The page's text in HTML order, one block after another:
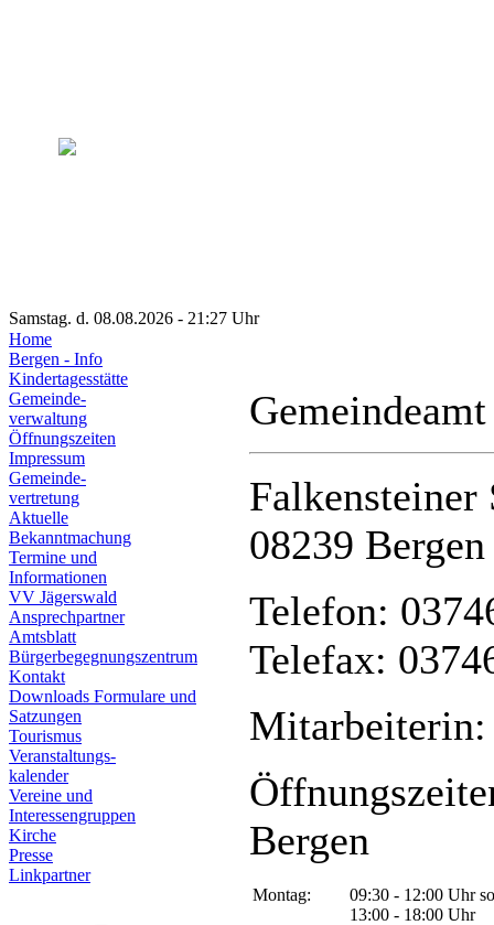
Samstag. d. 08.08.2026 - 21:27 Uhr
Home
Bergen - Info
Kindertagesstätte
Gemeinde-
verwaltung
Öffnungszeiten
Impressum
Gemeinde-
vertretung
Aktuelle
Bekanntmachung
Termine und
Informationen
VV Jägerswald
Ansprechpartner
Amtsblatt
Bürgerbegegnungszentrum
Kontakt
Downloads Formulare und
Satzungen
Tourismus
Veranstaltungs-
kalender
Vereine und
Interessen­gruppen
Kirche
Presse
Linkpartner
Falkensteiner
08239 Bergen
Telefon:
Telefax:
Mitarbeiterin:
Bergen
Montag:
09:30 - 12:00 Uhr
13:00 - 18:00 Uhr